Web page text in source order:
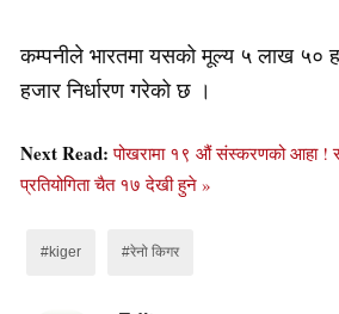
कम्पनीले भारतमा यसको मूल्य ५ लाख ५०
हजार निर्धारण गरेको छ ।
Next Read:पोखरामा १९ औं संस्करणको आहा !
प्रतियोगिता चैत १७ देखी हुने »
#kiger #रेनो किगर